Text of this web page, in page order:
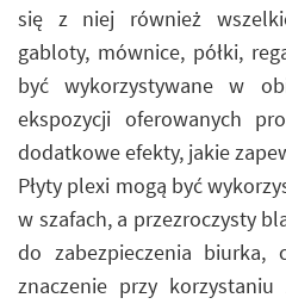
się z niej również
gabloty, mównice, półki,
być wykorzystywane w
ekspozycji oferowanych
dodatkowe efekty, jakie
Płyty plexi mogą być
w szafach, a przezroczysty
do zabezpieczenia biurka,
znaczenie przy